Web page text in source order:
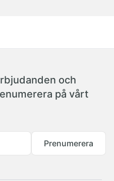
och
på vårt
Prenumerera